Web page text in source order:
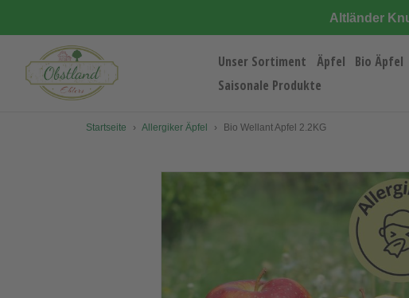
Altländer
Unser Sortiment Äpfel Bio Äpfel
Saisonale Produkte
Startseite › Allergiker Äpfel › Bio Wellant Apfel 2.2KG